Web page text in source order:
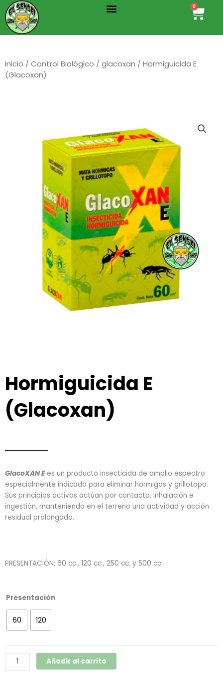
al
contenido
Menu 0
Cart
Inicio / Control Biológico / glacoxan / Hormiguicida E
(Glacoxan)
Hormiguicida E
(Glacoxan)
GlacoXAN Ees un producto insecticida de amplio espectro
especialmente indicado para eliminar hormigas y grillotopo.
Sus principios activos actúan por contacto, inhalación e
ingestión, manteniendo en el terreno una actividad y acción
residual prolongada.
PRESENTACIÓN: 60 cc., 120 cc., 250 cc. y 500 cc.
Presentación
60 120
Hormiguicida
(Glacoxan)
cantidad
Añadir al carrito